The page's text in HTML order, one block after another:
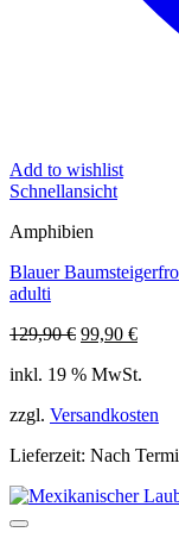
Add to wishlist
Schnellansicht
Amphibien
Blauer
adulti
129,90€
war:
99,90 €
ist:
inkl. 19 % MwSt.
zzgl. Versandkosten
Lieferzeit: Nach